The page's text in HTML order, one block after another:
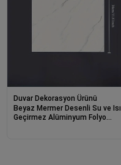
Duvar Dekorasyon Ürünü
Beyaz Mermer Desenli Su ve Isı
Geçirmez Alüminyum Folyo